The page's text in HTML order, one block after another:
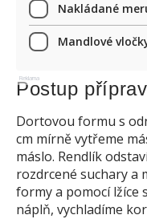
Nakládané
Mandlové
Reklama
Postup
Dortovou formu s
cm mírně vytřeme
máslo. Rendlík
rozdrcené suchary a
formy a pomocí lžíce
náplň, vychladíme